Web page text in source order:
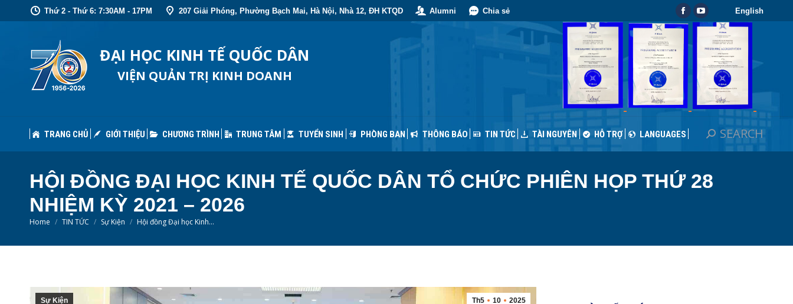
Thứ 2 - Thứ 6: 7:30AM - 17PM 207 Giải Phóng, Phường Bạch Mai, Hà Nội, Nhà 12, ĐH KTQD Alumni Chia sẻ
Facebook
page
opens
in
new
window
YouTube
page
opens
new
window
English
ĐẠI HỌC KINH TẾ QUỐC DÂN
VIỆN QUẢN TRỊ KINH DOANH
TRANG CHỦ GIỚI THIỆU CHƯƠNG TRÌNH TRUNG TÂM TUYỂN SINH PHÒNG BAN THÔNG BÁO TIN TỨC TÀI NGUYÊN HỖ TRỢ LANGUAGES Search:SEARCH
HỘI ĐỒNG ĐẠI HỌC KINH TẾ QUỐC DÂN TỔ CHỨC PHIÊN HỌP THỨ 28
NHIỆM KỲ 2021 – 2026
You are here:
Home TIN TỨC Sự Kiện Hội đồng Đại học Kinh…
Th5 10 2025
Sự Kiện
CHƯƠNG TRÌNH TRUNG TÂM TUYỂN SINH PHÒNG BAN THÔNG BÁO LANGUAGES Search:
SEARCH